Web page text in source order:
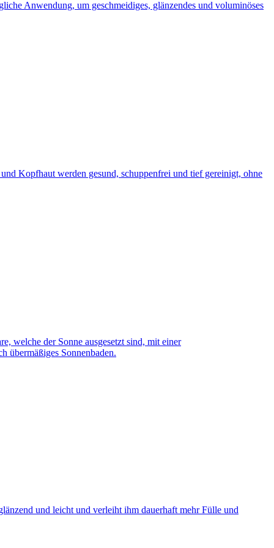
Anwendung, um geschmeidiges, glänzendes und voluminöses
Kopfhaut werden gesund, schuppenfrei und tief gereinigt, ohne
welche der Sonne ausgesetzt sind, mit einer
übermäßiges Sonnenbaden.
und leicht und verleiht ihm dauerhaft mehr Fülle und